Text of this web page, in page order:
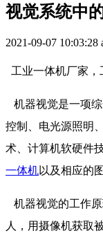
视觉系统中
2021-09-07 10:03:28
工业一体机厂家
机器视觉是一项综
控制、电光源照明
术、计算机软硬件
一体机以及相应的
机器视觉的工作
人，用摄像机获取